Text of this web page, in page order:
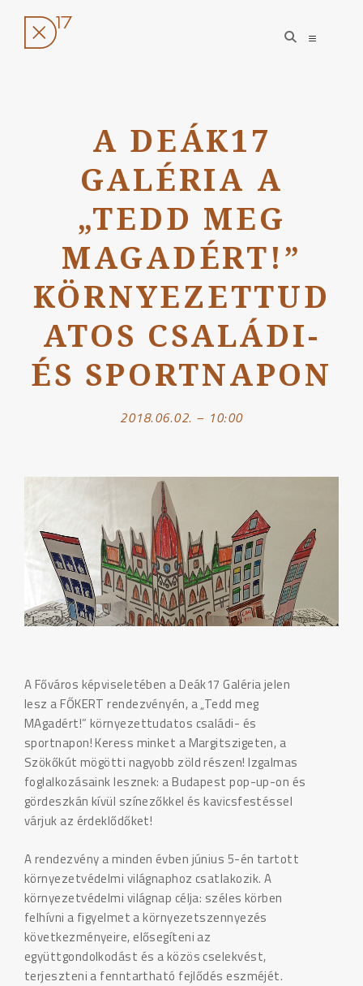
open
search
open
A DEÁK17
GALÉRIA A
„TEDD MEG
MAGADÉRT!”
KÖRNYEZETTUD
ATOS CSALÁDI-
ÉS SPORTNAPON
2018.06.02. – 10:00
A Főváros képviseletében a Deák17 Galéria jelen
lesz a FŐKERT rendezvényén, a „Tedd meg
MAgadért!” környezettudatos családi- és
sportnapon! Keress minket a Margitszigeten, a
Szökőkút mögötti nagyobb zöld részen! Izgalmas
foglalkozásaink lesznek: a Budapest pop-up-on és
gördeszkán kívül színezőkkel és kavicsfestéssel
várjuk az érdeklődőket!
A rendezvény a minden évben június 5-én tartott
környezetvédelmi világnaphoz csatlakozik. A
környezetvédelmi világnap célja: széles körben
felhívni a figyelmet a környezetszennyezés
következményeire, elősegíteni az
együttgondolkodást és a közös cselekvést,
terjeszteni a fenntartható fejlődés eszméjét.